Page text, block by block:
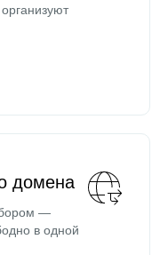
домена
—
в одной